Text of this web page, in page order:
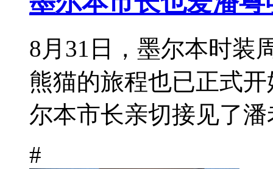
8月31日，墨尔本时装
熊猫的旅程也已正式
尔本市长亲切接见了
#